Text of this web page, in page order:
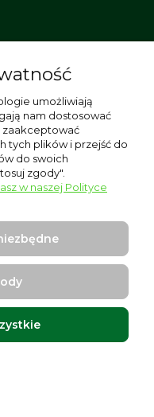
Sochaczew
umożliwiają
nam dostosować
zaakceptować
tych plików i przejść do
do swoich
zgody".
w naszej Polityce